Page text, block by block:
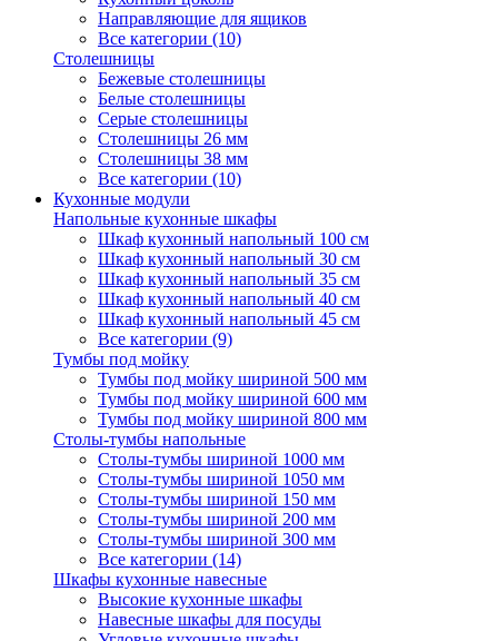
Направляющие для ящиков
Все категории (10)
Столешницы
Бежевые столешницы
Белые столешницы
Серые столешницы
Столешницы 26 мм
Столешницы 38 мм
Все категории (10)
Кухонные модули
Напольные кухонные шкафы
Шкаф кухонный напольный 100 см
Шкаф кухонный напольный 30 см
Шкаф кухонный напольный 35 см
Шкаф кухонный напольный 40 см
Шкаф кухонный напольный 45 см
Все категории (9)
Тумбы под мойку
Тумбы под мойку шириной 500 мм
Тумбы под мойку шириной 600 мм
Тумбы под мойку шириной 800 мм
Столы-тумбы напольные
Столы-тумбы шириной 1000 мм
Столы-тумбы шириной 1050 мм
Столы-тумбы шириной 150 мм
Столы-тумбы шириной 200 мм
Столы-тумбы шириной 300 мм
Все категории (14)
Шкафы кухонные навесные
Высокие кухонные шкафы
Навесные шкафы для посуды